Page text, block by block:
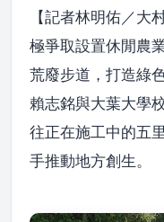
【記者林明佑／大
極爭取設置休閒農
荒廢步道，打造綠
賴志銘與大葉大學
往正在施工中的五
手推動地方創生。